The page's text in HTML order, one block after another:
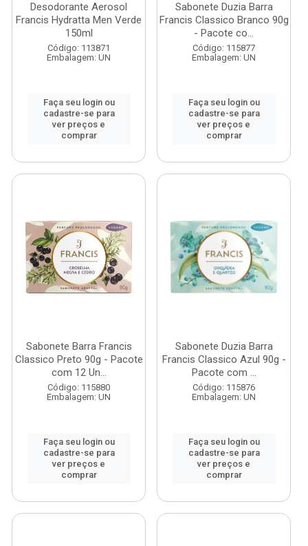
Desodorante Aerosol
Francis Hydratta Men Verde
150ml
Código: 113871
Embalagem: UN
Faça seu login ou
cadastre-se para
ver preços e
comprar
Sabonete Duzia Barra
Francis Classico Branco 90g
- Pacote co...
Código: 115877
Embalagem: UN
Faça seu login ou
cadastre-se para
ver preços e
comprar
Sabonete Barra Francis
Classico Preto 90g - Pacote
com 12 Un...
Código: 115880
Embalagem: UN
Faça seu login ou
cadastre-se para
ver preços e
comprar
Sabonete Duzia Barra
Francis Classico Azul 90g -
Pacote com ...
Código: 115876
Embalagem: UN
Faça seu login ou
cadastre-se para
ver preços e
comprar